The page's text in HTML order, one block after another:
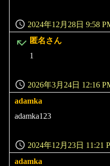
2024年12月28日 9:58
匿名さん
よ
2026年3月24日 12:16
1
adamka
よ
り:
2024年12月23日 11:21
adamka123
adamka
よ